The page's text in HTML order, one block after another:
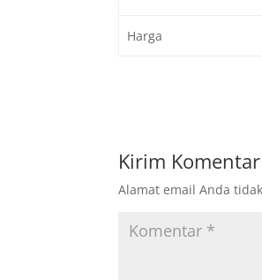
Harga
Kirim Komentar
Alamat email Anda